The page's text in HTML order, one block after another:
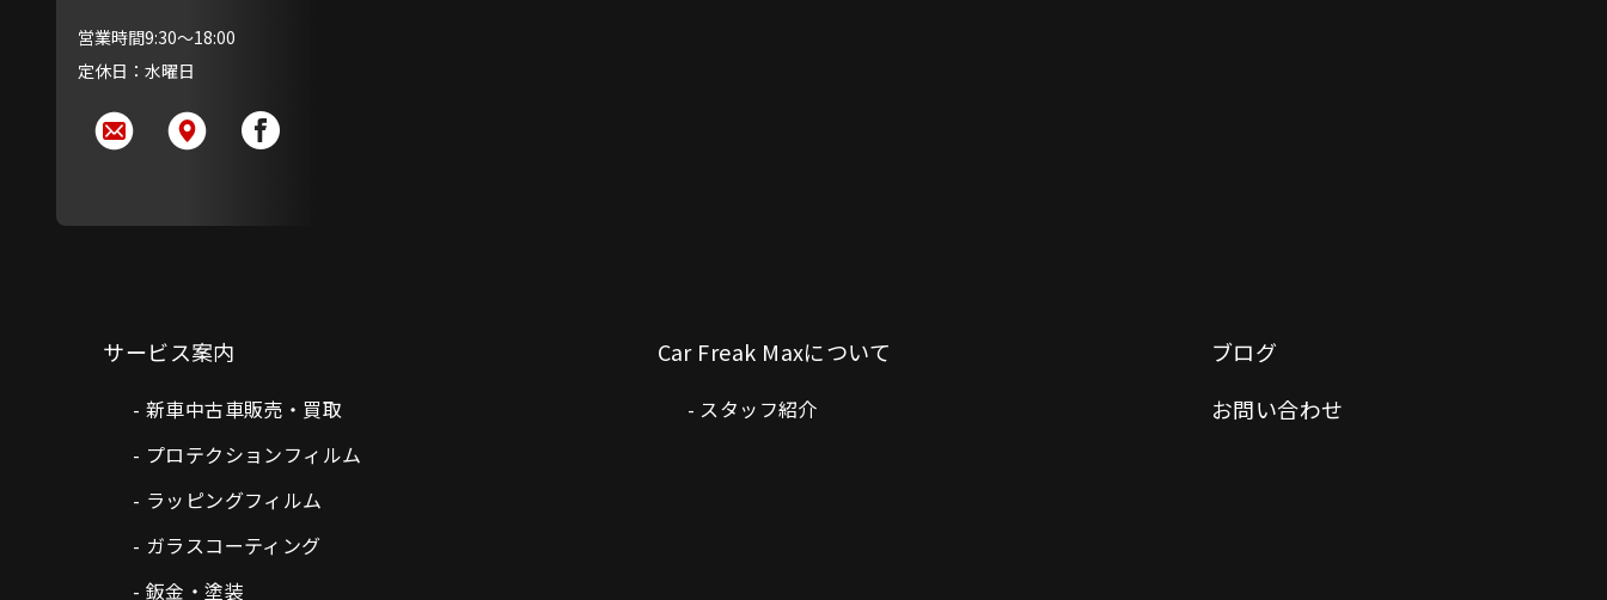
営業時間9:30～18:00
定休日：水曜日
サービス案内
新車中古車販売・買取
プロテクションフィルム
ラッピングフィルム
ガラスコーティング
鈑金・塗装
Car Freak Maxについて
スタッフ紹介
ブログ
お問い合わせ